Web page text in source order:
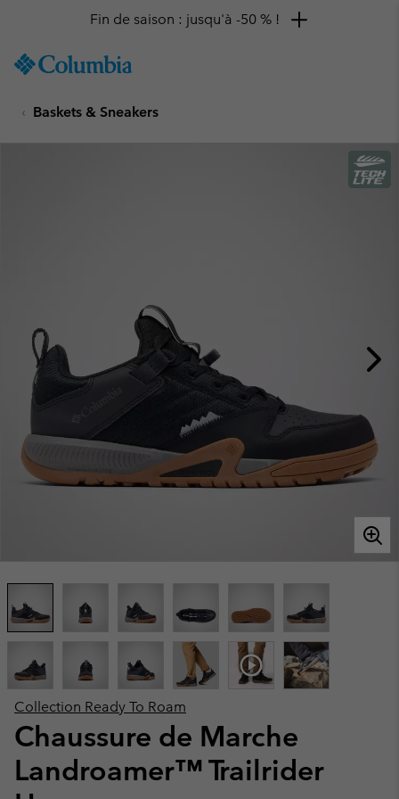
TO
SKIP
MAIN
Fin de saison : jusqu'à -50 % !
Baskets & Sneakers
Collection Ready To Roam
Chaussure de Marche
Landroamer™ Trailrider